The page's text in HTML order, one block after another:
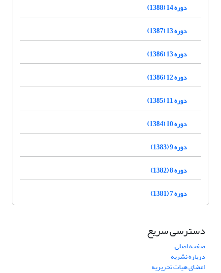
دوره 14 (1388)
دوره 13 (1387)
دوره 13 (1386)
دوره 12 (1386)
دوره 11 (1385)
دوره 10 (1384)
دوره 9 (1383)
دوره 8 (1382)
دوره 7 (1381)
دسترسی سریع
صفحه اصلی
درباره نشریه
اعضای هیات تحریریه